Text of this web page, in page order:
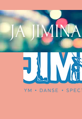
JA JIMINA